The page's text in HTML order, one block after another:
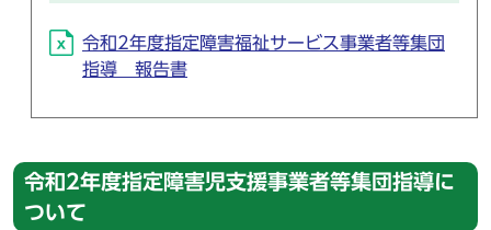
令和2年度指定障害福祉サービス事業者等集団
指導 報告書
令和2年度指定障害児支援事業者等集団指導に
ついて